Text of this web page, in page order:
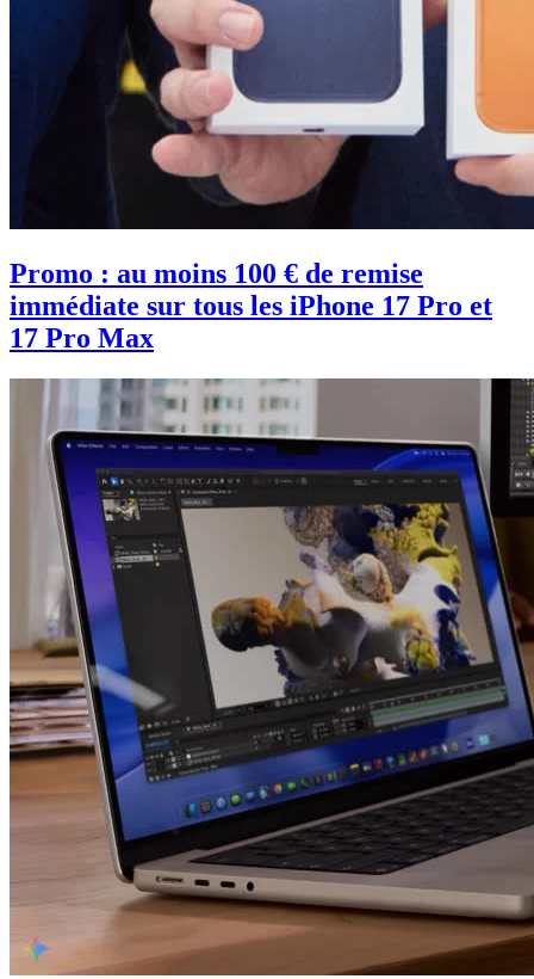
Promo : au moins 100 € de remise
immédiate sur tous les iPhone 17 Pro et
17 Pro Max